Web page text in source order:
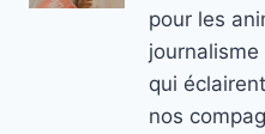
pour les
qui
nos